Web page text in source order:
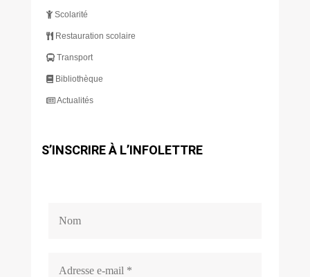
Scolarité
Restauration scolaire
Transport
Bibliothèque
Actualités
S’INSCRIRE À L’INFOLETTRE